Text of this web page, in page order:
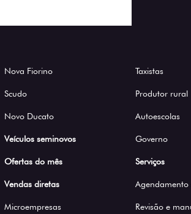
Nova Fiorino
Scudo
Novo Ducato
Veículos seminovos
Ofertas do mês
Vendas diretas
Microempresas
Taxistas
Produtor rural
Autoescolas
Governo
Serviços
Agendamento
Revisão e